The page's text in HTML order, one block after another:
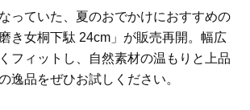
贈る「ジェンダーレ
人気の40代髪型・ヘア
っていた、夏のおでかけにおすすめの
き女桐下駄 24cm」が販売再開。幅広
フィットし、自然素材の温もりと上品
逸品をぜひお試しください。